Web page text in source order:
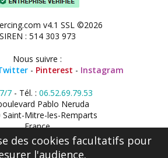
v4.1 SSL ©2026
SIREN : 514 303 973
Nous suivre :
- Pinterest - Instagram
7- Tél. : 06.52.69.79.53
Pablo Neruda
Saint-Mitre-les-Remparts
France
des cookies facultatifs pour
l'audience.